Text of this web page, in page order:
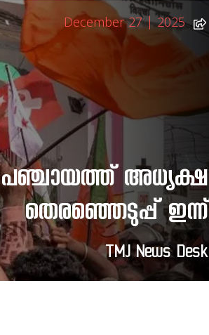
December 27 | 2025
പഞ്ചായത്ത് അധ്യക്ഷ
തെരഞ്ഞെടുപ്പ് ഇന്ന്
TMJ News Desk